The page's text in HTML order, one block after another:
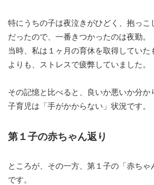
特にうちの子は夜泣きがひどく、抱っこ
だったので、一番きつかったのは夜勤。
当時、私は１ヶ月の育休を取得していた
よりも、ストレスで疲弊していました。
その記憶と比べると、良いか悪いか分か
子育児は「手がかからない」状況です。
第１子の赤ちゃん返り
ところが、その一方、第１子の「赤ちゃ
です。